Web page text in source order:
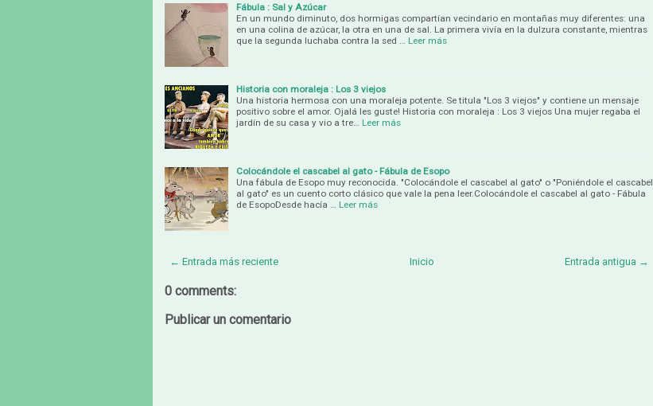
Fábula : Sal y Azúcar
En un mundo diminuto, dos hormigas compartían vecindario en montañas muy diferentes: una
en una colina de azúcar, la otra en una de sal. La primera vivía en la dulzura constante, mientras
que la segunda luchaba contra la sed …
Leer más
Historia con moraleja : Los 3 viejos
Una historia hermosa con una moraleja potente. Se titula "Los 3 viejos" y contiene un mensaje
positivo sobre el amor. Ojalá les guste! Historia con moraleja : Los 3 viejos Una mujer regaba el
jardín de su casa y vio a tre…
Leer más
Colocándole el cascabel al gato - Fábula de Esopo
Una fábula de Esopo muy reconocida. "Colocándole el cascabel al gato" o "Poniéndole el cascabel
al gato" es un cuento corto clásico que vale la pena leer.Colocándole el cascabel al gato - Fábula
de EsopoDesde hacía …
Leer más
← Entrada más reciente Entrada antigua →
Inicio
0 comments:
Publicar un comentario